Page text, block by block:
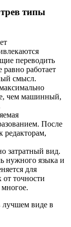
типы
переводить
работает
смысл.
чем машинный,
После
редакторам,
затратный вид.
нужного языка и
для
от точности
лучшем виде в